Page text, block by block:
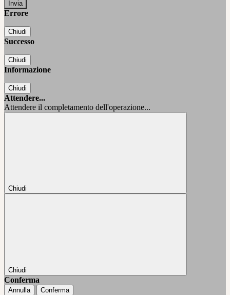
Errore
Chiudi
Successo
Chiudi
Informazione
Chiudi
Attendere...
Attendere il completamento dell'operazione...
Chiudi
Chiudi
Conferma
Annulla Conferma